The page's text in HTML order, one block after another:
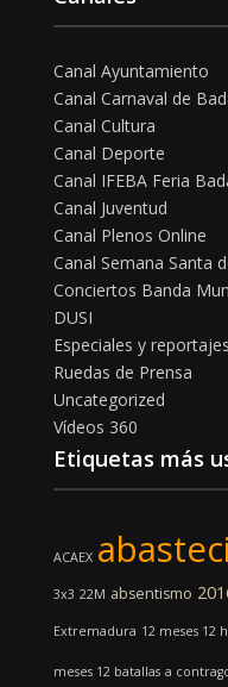
Canal Ayuntamiento
Canal Carnaval de
Canal Cultura
Canal Deporte
Canal IFEBA Feria
Canal Juventud
Canal Plenos Online
Canal Semana Santa
Conciertos Banda
DUSI
Especiales y reportajes
Ruedas de Prensa
Uncategorized
Vídeos 360
Etiquetas más
ACAEX
3x3 22M absentismo
Extremadura 12 meses 12
meses 12 batallas a